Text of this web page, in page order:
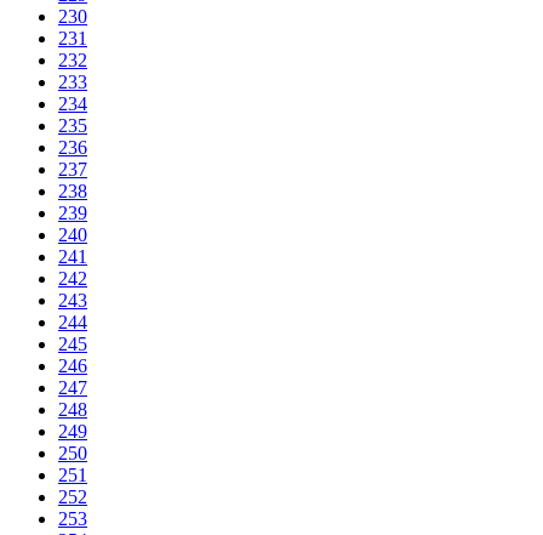
230
231
232
233
234
235
236
237
238
239
240
241
242
243
244
245
246
247
248
249
250
251
252
253